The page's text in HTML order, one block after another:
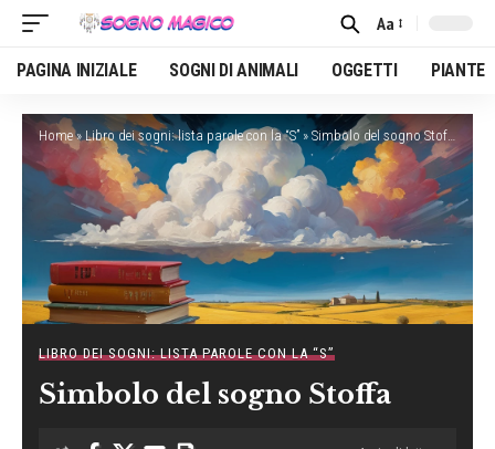
Font
Resizer
Aa
PAGINA INIZIALE SOGNI DI ANIMALI OGGETTI PIANTE
Home»Libro dei sogni: lista parole con la “S” » Simbolo del sogno Stoffa
LIBRO DEI SOGNI: LISTA PAROLE CON LA “S”
Simbolo del sogno Stoffa